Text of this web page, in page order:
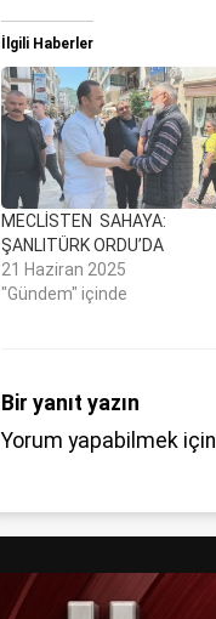
İlgili Haberler
MECLİSTEN SAHAYA:
ŞANLITÜRK ORDU’DA
21 Haziran 2025
"Gündem" içinde
Bir yanıt yazın
Yorum yapabilmek için